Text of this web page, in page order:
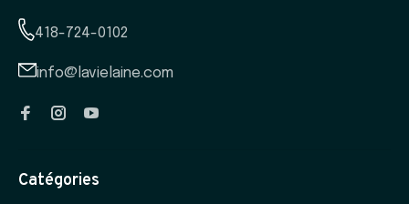
418-724-0102
info@lavielaine.com
Catégories